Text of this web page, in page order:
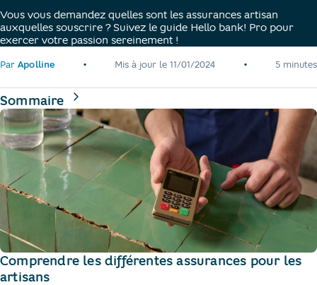
Vous vous demandez quelles sont les assurances artisan
auxquelles souscrire ? Suivez le guide Hello bank! Pro pour
exercer votre passion sereinement !
Par Apolline • Mis à jour le11/01/2024 • 5 minutes
Sommaire de la page
Comprendre les différentes assurances pour les
artisans